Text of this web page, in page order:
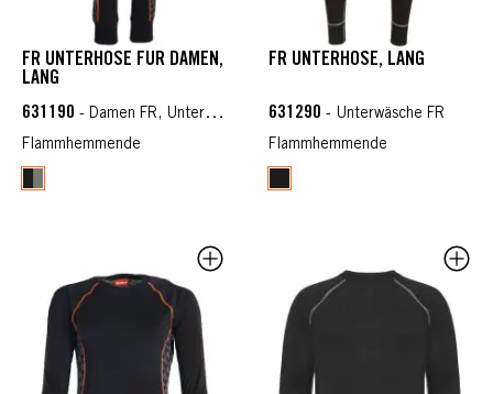
FR UNTERHOSE FÜR DAMEN,
LANG
631190 - Damen FR, Unterwäsche FR
Flammhemmende
FR UNTERHOSE, LANG
631290 - Unterwäsche FR
Flammhemmende